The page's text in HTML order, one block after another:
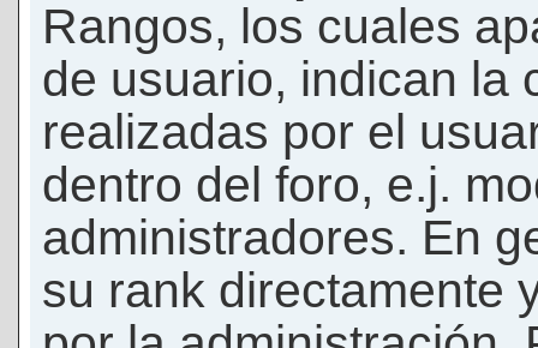
Rangos, los cuales
de usuario, indican la
realizadas por el
dentro del foro, e.j.
administradores. En
su rank directamente